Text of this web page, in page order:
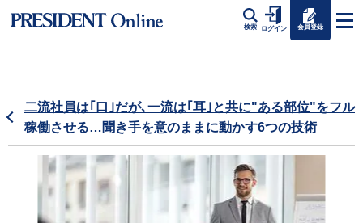
検索 ログイン 会員登録
二流社員は｢口｣だが､一流は｢耳｣と共に"ある部位"をフル
稼働させる…聞き手を意のままに動かす6つの技術